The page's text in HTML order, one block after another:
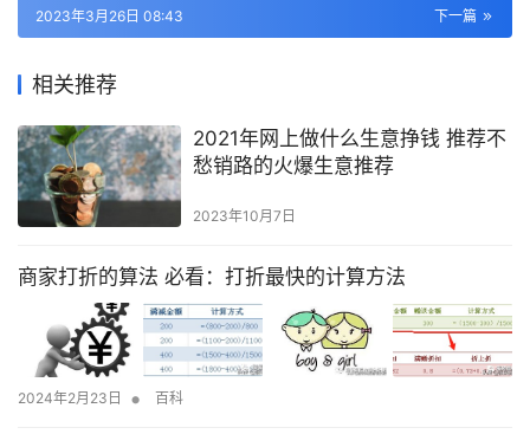
下一篇
2023年3月26日 08:43
相关推荐
2021年网上做什么生意挣钱 推荐不
愁销路的火爆生意推荐
2023年10月7日
商家打折的算法 必看：打折最快的计算方法
2024年2月23日 • 百科